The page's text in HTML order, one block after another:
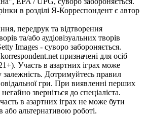
в розділі Я-Корреспондент є автор
передрук та відтворення
та/або аудіовізуальних творів
Images - суворо забороняється.
призначені для осіб
Участь в азартних іграх може
залежність. Дотримуйтесь правил
гри. При виявленні перших
зверніться до спеціаліста.
в азартних іграх не може бути
або альтернативою роботі.